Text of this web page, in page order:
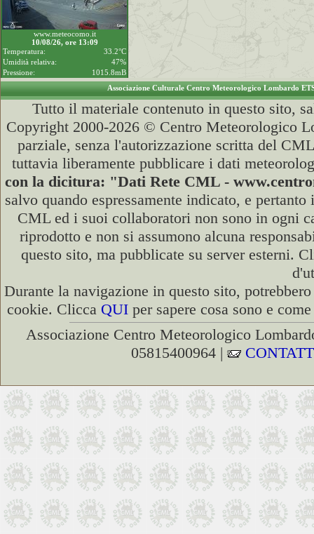
www.meteocomo.it
10/08/26, ore 13:09
Temperatura:
33.2°C
Umidità relativa:
47%
Pressione:
1015.8mB
Associazione Culturale Centro Meteorologico Lombardo
Tutto il materiale contenuto in questo sito,
Copyright 2000-2026 © Centro Meteorologico
parziale, senza l'autorizzazione scritta del
tuttavia liberamente pubblicare i dati
con la dicitura: "Dati Rete CML -
salvo quando espressamente indicato, e
CML ed i suoi collaboratori non sono in ogni
riprodotto e non si assumono alcuna
questo sito, ma pubblicate su server esterni.
Durante la navigazione in questo sito,
cookie. Clicca QUI per sapere cosa sono e
Associazione Centro Meteorologico
05815400964 |